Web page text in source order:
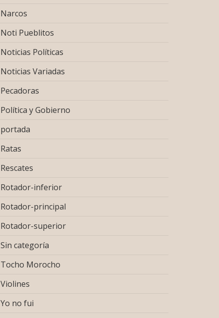
Narcos
Noti Pueblitos
Noticias Políticas
Noticias Variadas
Pecadoras
Política y Gobierno
portada
Ratas
Rescates
Rotador-inferior
Rotador-principal
Rotador-superior
Sin categoría
Tocho Morocho
Violines
Yo no fui